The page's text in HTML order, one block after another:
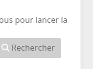
pour lancer la
Rechercher